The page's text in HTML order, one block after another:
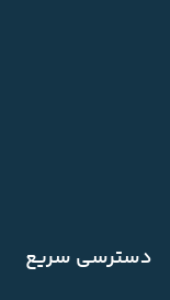
دسترسی سریع